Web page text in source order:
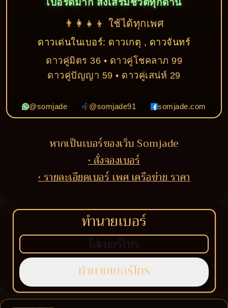
เบอร์ดีมาก ส่งเสริมชีวิตทุกด้าน
👨‍👩‍👧‍👦 ใช้ได้ทุกเพศ
ดาวเด่นในเบอร์: ดาวเกตุ , ดาวจันทร์
ดาวคู่มิตร 36 • ดาวคู่โชคลาภ 99
ดาวคู่ปัญญา 59 • ดาวคู่เสน่ห์ 29
@somjade @somjade91 somjade.com
หากเป็นเบอร์ของเว็บ Somjade
• สั่งจองเบอร์
• รายละเอียดเบอร์ เพศ เครือข่าย ราคา
ทำนายเบอร์